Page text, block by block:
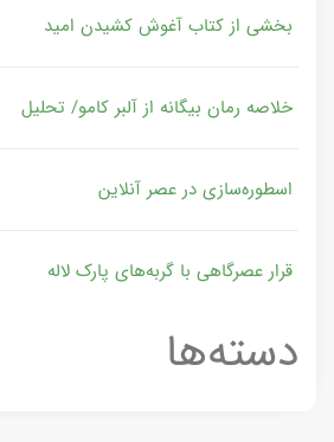
بخشی از کتاب آغوش کشیدن امید
خلاصه رمان بیگانه از آلبر کامو/ تحلیل
اسطوره‌سازی در عصر آنلاین
قرار عصرگاهی با گربه‌های پارک لاله
دسته‌ها